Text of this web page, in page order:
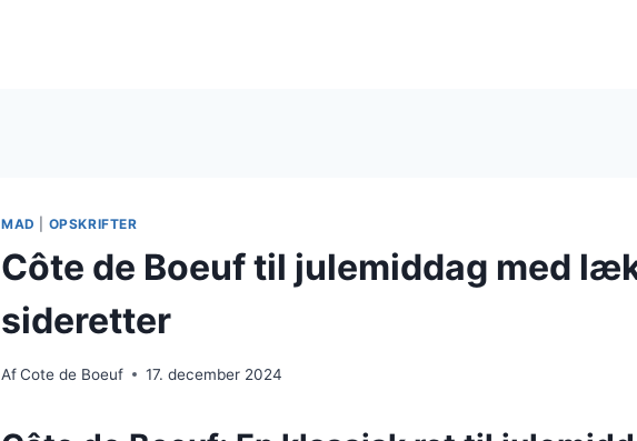
MAD OPSKRIFTER
Côte de Boeuf til julemiddag med
sideretter
AfCote de Boeuf 17. december 2024